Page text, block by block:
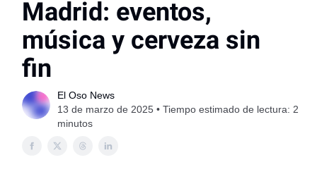
Madrid: eventos,
música y cerveza sin
fin
El Oso News
13 de marzo de 2025 • Tiempo estimado de lectura: 2
minutos